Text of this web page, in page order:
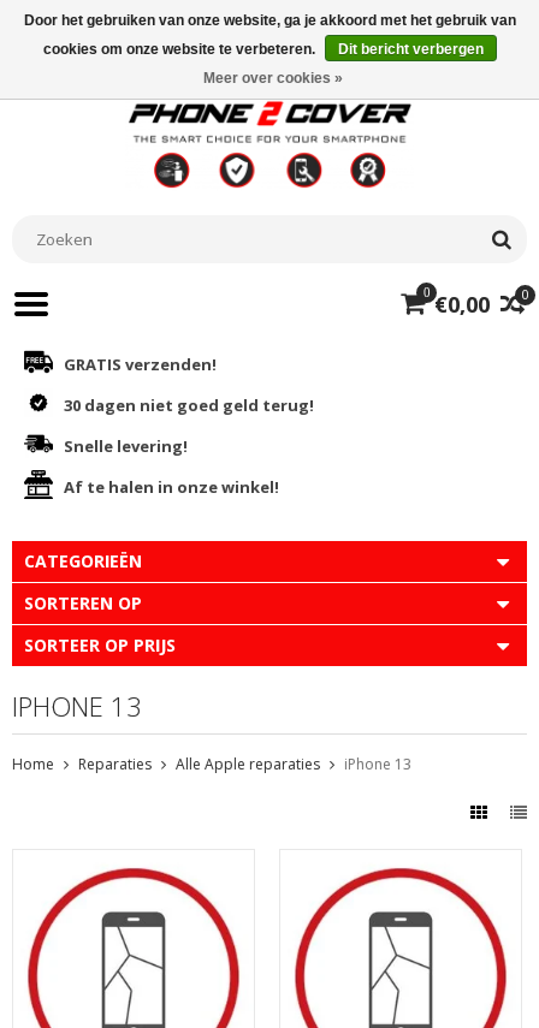
0
0 €0,00
GRATIS verzenden!
30 dagen niet goed geld terug!
Snelle levering!
Af te halen in onze winkel!
CATEGORIEËN
SORTEREN OP
SORTEER OP PRIJS
IPHONE 13
Home Reparaties Alle Apple reparaties iPhone 13
Door het gebruiken van onze website, ga je akkoord met het gebruik van
cookies om onze website te verbeteren.
Dit bericht verbergen
Meer over cookies »